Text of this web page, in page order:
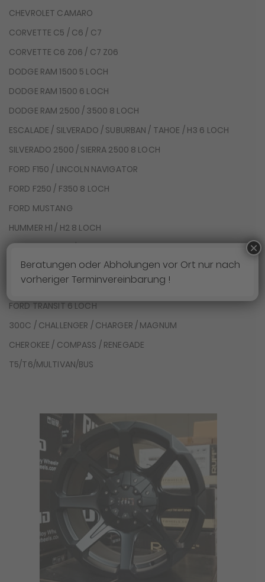
CHEVROLET CAMARO
CORVETTE C5 / C6 / C7
CORVETTE C6 Z06 / C7 Z06
DODGE RAM 1500 5 LOCH
DODGE RAM 1500 6 LOCH
DODGE RAM 2500 / 3500 8 LOCH
ESCALADE / SILVERADO / SUBURBAN / TAHOE / H3 6 LOCH
SILVERADO 2500 / SIERRA 2500 8 LOCH
FORD F150 / LINCOLN NAVIGATOR
FORD F250 / F350 8 LOCH
FORD MUSTANG
HUMMER H1 / H2 8 LOCH
JEEP WRANGLER / GLADIATOR
JEEP GRAND CHEROKEE / DURANGO
FORD TRANSIT 5 LOCH
FORD TRANSIT 6 LOCH
300C / CHALLENGER / CHARGER / MAGNUM
CHEROKEE / COMPASS / RENEGADE
T5/T6/MULTIVAN/BUS
Beratungen oder Abholungen vor Ort nur nach
vorheriger Terminvereinbarung !
×